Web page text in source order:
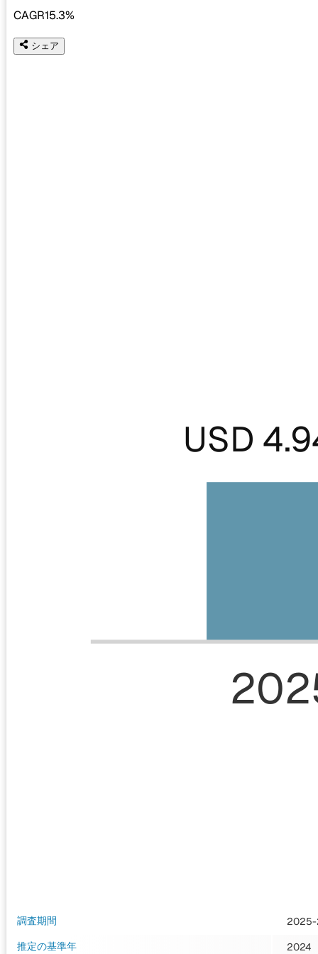
CAGR15.3%
シェア
USD
調査期間
推定の基準年
2024